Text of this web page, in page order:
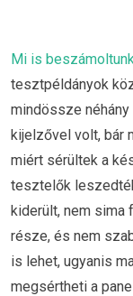
Mi is
tesztpéldányok
mindössze néhány
kijelzővel volt, bár
miért sérültek a
tesztelők
kiderült, nem sima
része, és nem
is lehet, ugyanis
megsértheti a